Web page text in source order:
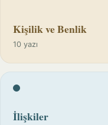
Kişilik ve Benlik
10 yazı
İlişkiler